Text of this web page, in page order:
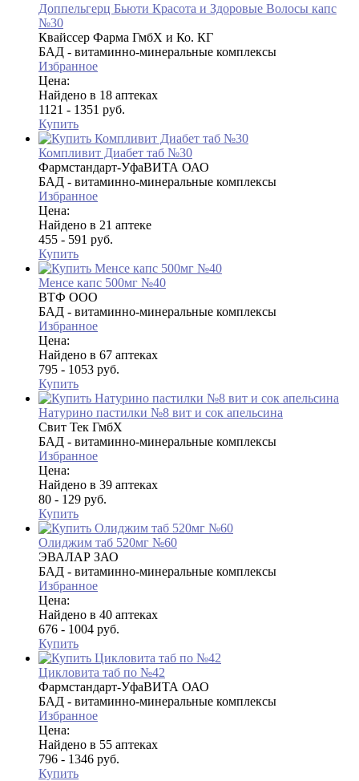
Доппельгерц Бьюти Красота и Здоровые Волосы капс
№30
Квайссер Фарма ГмбХ и Ко. КГ
БАД - витаминно-минеральные комплексы
Избранное
Цена:
Найдено в 18 аптеках
1121 - 1351 руб.
Купить
Компливит Диабет таб №30
Фармстандарт-УфаВИТА ОАО
БАД - витаминно-минеральные комплексы
Избранное
Цена:
Найдено в 21 аптеке
455 - 591 руб.
Купить
Менсе капс 500мг №40
ВТФ ООО
БАД - витаминно-минеральные комплексы
Избранное
Цена:
Найдено в 67 аптеках
795 - 1053 руб.
Купить
Натурино пастилки №8 вит и сок апельсина
Свит Тек ГмбХ
БАД - витаминно-минеральные комплексы
Избранное
Цена:
Найдено в 39 аптеках
80 - 129 руб.
Купить
Олиджим таб 520мг №60
ЭВАЛАР ЗАО
БАД - витаминно-минеральные комплексы
Избранное
Цена:
Найдено в 40 аптеках
676 - 1004 руб.
Купить
Цикловита таб по №42
Фармстандарт-УфаВИТА ОАО
БАД - витаминно-минеральные комплексы
Избранное
Цена:
Найдено в 55 аптеках
796 - 1346 руб.
Купить